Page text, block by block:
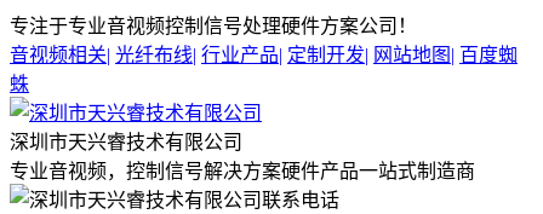
专注于专业音视频控制信号处理硬件方案公司！
音视频相关| 光纤布线| 行业产品| 定制开发| 网站地图 | 百度蜘
蛛
深圳市天兴睿技术有限公司
专业音视频，控制信号解决方案硬件产品一站式制造商